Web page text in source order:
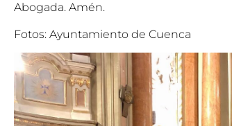
Abogada. Amén.
Fotos: Ayuntamiento de Cuenca